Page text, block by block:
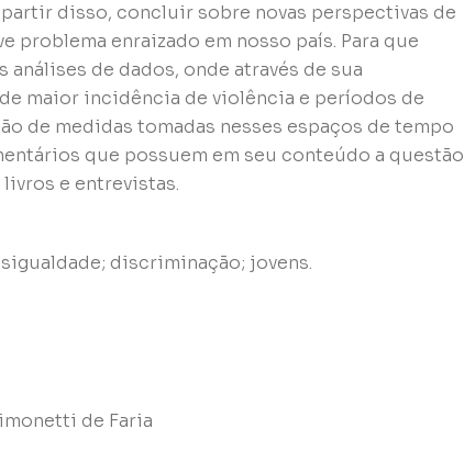
partir disso, concluir sobre novas perspectivas de
problema enraizado em nosso país. Para que
de dados, onde através de sua
maior incidência de violência e períodos de
de medidas tomadas nesses espaços de tempo
que possuem em seu conteúdo a questão
e entrevistas.
discriminação; jovens.
de Faria